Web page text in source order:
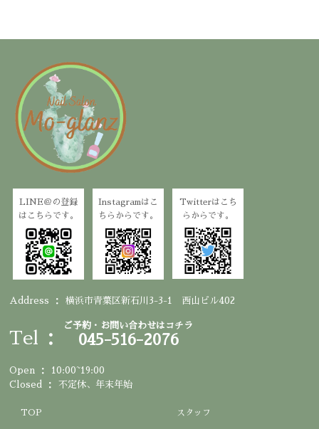
LINE＠の登録
はこちらです。
Instagramはこ
ちらからです。
Twitterはこち
らからです。
Address 横浜市青葉区新石川3-3-1 西山ビル402
Tel
ご予約・お問い合わせはコチラ
045-516-2076
Open
10:00~19:00
Closed
不定休、年末年始
TOP スタッフ